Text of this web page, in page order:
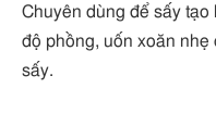
Chuyên dùng để sấy tạo
độ phồng, uốn xoăn nhẹ
sấy.